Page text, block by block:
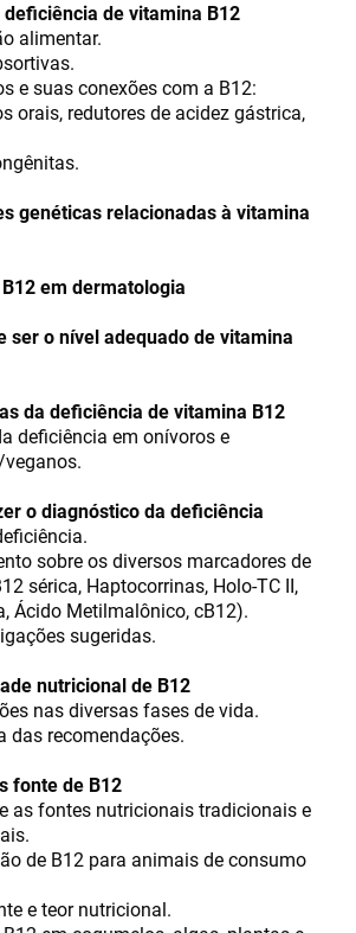
deficiência de vitamina B12
alimentar.
e suas conexões com a B12:
orais, redutores de acidez gástrica,
genéticas relacionadas à vitamina
em dermatologia
ser o nível adequado de vitamina
da deficiência de vitamina B12
deficiência em onívoros e
o diagnóstico da deficiência
sobre os diversos marcadores de
sérica, Haptocorrinas, Holo-TC II,
Ácido Metilmalônico, cB12).
sugeridas.
nutricional de B12
nas diversas fases de vida.
das recomendações.
fonte de B12
as fontes nutricionais tradicionais e
de B12 para animais de consumo
e teor nutricional.